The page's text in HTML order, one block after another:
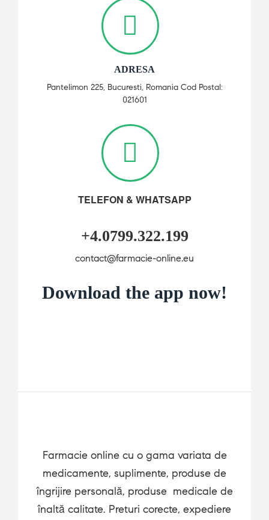
ADRESA
Pantelimon 225, Bucuresti, Romania Cod Postal:
021601
TELEFON & WHATSAPP
+4.0799.322.199
contact@farmacie-online.eu
Download the app now!
Farmacie online cu o gama variata de
medicamente, suplimente, produse de
îngrijire personală, produse medicale de
înaltă calitate. Preturi corecte, expediere